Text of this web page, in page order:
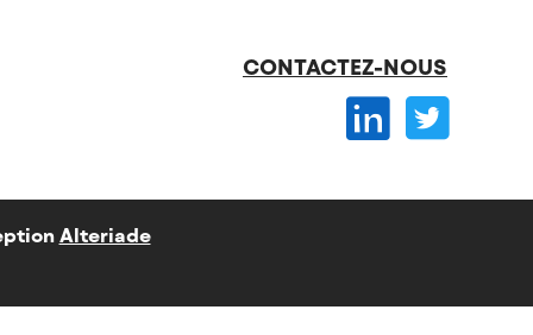
CONTACTEZ-NOUS
Alteriade